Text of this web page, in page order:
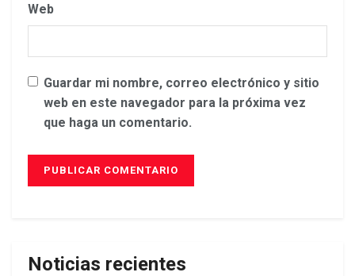
Web
Guardar mi nombre, correo electrónico y sitio
web en este navegador para la próxima vez
que haga un comentario.
Noticias recientes